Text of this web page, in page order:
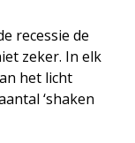
recessie de
zeker. In elk
het licht
‘shaken